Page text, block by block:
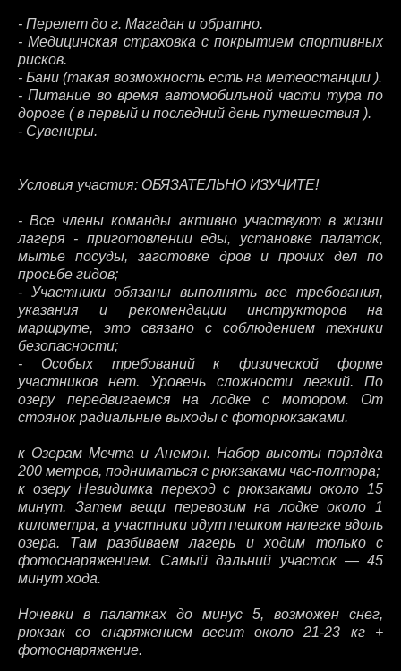
- Перелет до г. Магадан и обратно.
- Медицинская страховка с покрытием спортивных
рисков.
- Бани (такая возможность есть на метеостанции ).
- Питание во время автомобильной части тура по
дороге ( в первый и последний день путешествия ).
- Сувениры.
Условия участия: ОБЯЗАТЕЛЬНО ИЗУЧИТЕ!
- Все члены команды активно участвуют в жизни
лагеря - приготовлении еды, установке палаток,
мытье посуды, заготовке дров и прочих дел по
просьбе гидов;
- Участники обязаны выполнять все требования,
указания и рекомендации инструкторов на
маршруте, это связано с соблюдением техники
безопасности;
- Особых требований к физической форме
участников нет. Уровень сложности легкий. По
озеру передвигаемся на лодке с мотором. От
стоянок радиальные выходы с фоторюкзаками.
к Озерам Мечта и Анемон. Набор высоты порядка
200 метров, подниматься с рюкзаками час-полтора;
к озеру Невидимка переход с рюкзаками около 15
минут. Затем вещи перевозим на лодке около 1
километра, а участники идут пешком налегке вдоль
озера. Там разбиваем лагерь и ходим только с
фотоснаряжением. Самый дальний участок — 45
минут хода.
Ночевки в палатках до минус 5, возможен снег,
рюкзак со снаряжением весит около 21-23 кг +
фотоснаряжение.